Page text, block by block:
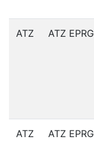
ATZ ATZ EPRG
ATZ ATZ EPRG